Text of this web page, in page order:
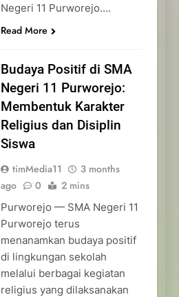
Negeri 11 Purworejo….
Read More
Budaya Positif di SMA
Negeri 11 Purworejo:
Membentuk Karakter
Religius dan Disiplin
Siswa
timMedia11
3 months
ago
0 2 mins
Purworejo — SMA Negeri 11
Purworejo terus
menanamkan budaya positif
di lingkungan sekolah
melalui berbagai kegiatan
religius yang dilaksanakan